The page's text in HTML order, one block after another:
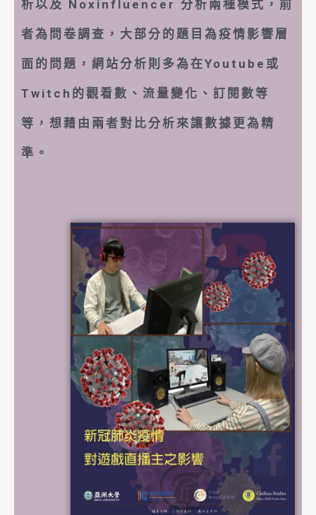
析以及 Noxinfluencer 分析兩種模式，前
者為問卷調查，大部分的題目為疫情影響層
面的問題，網站分析則多為在Youtube或
Twitch的觀看數、流量變化、訂閱數等
等，想藉由兩者對比分析來讓數據更為精
準。